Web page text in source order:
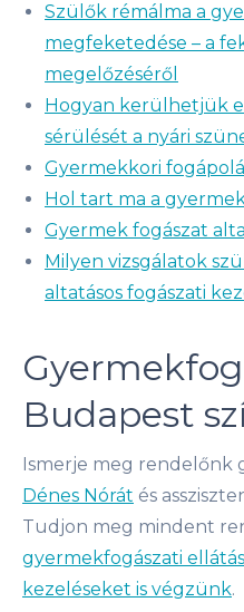
Szülők rémálma a
megfeketedése – a
megelőzéséről
Hogyan kerülhetjük
sérülését a nyári
Gyermekkori
Hol tart ma a
Gyermek fogászat
Milyen vizsgálatok
altatásos fogászati
Budapest
Ismerje meg rendelőnk
Dénes Nórát és
Tudjon meg mindent
gyermekfogászati
kezeléseket is végzünk.